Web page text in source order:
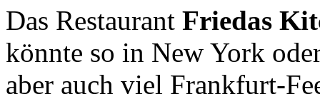
Das Restaurant Friedas
könnte so in New York
aber auch viel Frankfurt-